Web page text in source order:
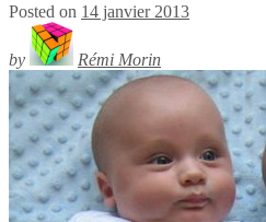
Posted on 14 janvier 2013
by Rémi Morin